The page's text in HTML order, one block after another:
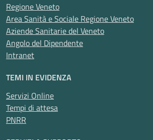
Regione Veneto
Area Sanità e Sociale Regione Veneto
Aziende Sanitarie del Veneto
Angolo del Dipendente
Intranet
TEMI IN EVIDENZA
Servizi Online
Tempi di attesa
PNRR